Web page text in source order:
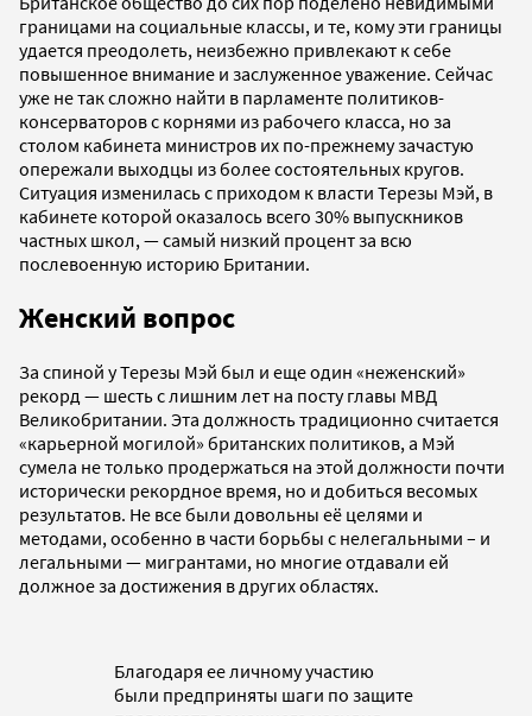
границами на социальные классы, и те, кому эти границы
удается преодолеть, неизбежно привлекают к себе
повышенное внимание и заслуженное уважение. Сейчас
уже не так сложно найти в парламенте политиков-
консерваторов с корнями из рабочего класса, но за
столом кабинета министров их по-прежнему зачастую
опережали выходцы из более состоятельных кругов.
Ситуация изменилась с приходом к власти Терезы Мэй, в
кабинете которой оказалось всего 30% выпускников
частных школ, — самый низкий процент за всю
послевоенную историю Британии.
Женский вопрос
За спиной у Терезы Мэй был и еще один «неженский»
рекорд — шесть с лишним лет на посту главы МВД
Великобритании. Эта должность традиционно считается
«карьерной могилой» британских политиков, а Мэй
сумела не только продержаться на этой должности почти
исторически рекордное время, но и добиться весомых
результатов. Не все были довольны её целями и
методами, особенно в части борьбы с нелегальными – и
легальными — мигрантами, но многие отдавали ей
должное за достижения в других областях.
Благодаря ее личному участию
были предприняты шаги по защите